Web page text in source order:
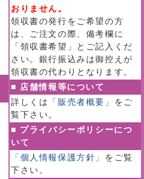
おりません。
領収書の発行をご希望の方
は、ご注文の際、備考欄に
「領収書希望」とご記入くだ
さい。銀行振込みは御控えが
領収書の代わりとなります。
■ 店舗情報等について
詳しくは
「販売者概要」 をご
覧下さい。
■ プライバシーポリシーにつ
いて
「個人情報保護方針」 をご覧
下さい。